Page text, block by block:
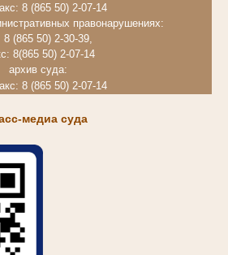
8 (865 50) 2-07-14
правонарушениях:
8 (865 50) 2-30-39,
8(865 50) 2-07-14
архив суда:
8 (865 50) 2-07-14
медиа суда